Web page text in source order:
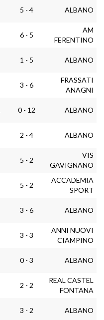
5 - 4 ALBANO
6 - 5
AM
FERENTINO
1 - 5 ALBANO
3 - 6
FRASSATI
ANAGNI
0 - 12 ALBANO
2 - 4 ALBANO
5 - 2
VIS
GAVIGNANO
5 - 2
ACCADEMIA
SPORT
3 - 6 ALBANO
3 - 3
ANNI NUOVI
CIAMPINO
0 - 3 ALBANO
2 - 2
REAL CASTEL
FONTANA
3 - 2 ALBANO